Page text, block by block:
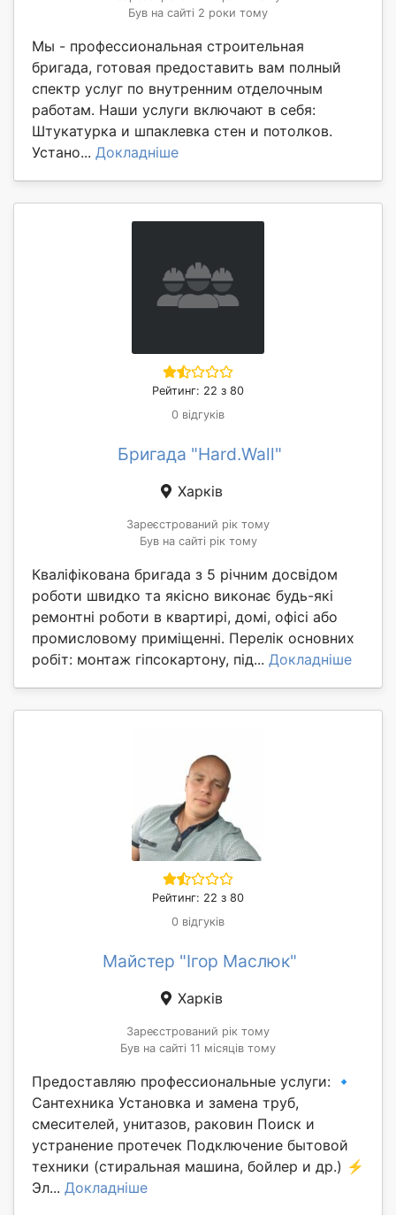
Був на сайті 2 роки тому
Мы - профессиональная строительная
бригада, готовая предоставить вам полный
спектр услуг по внутренним отделочным
работам. Наши услуги включают в себя:
Штукатурка и шпаклевка стен и потолков.
Устано... Докладніше
Рейтинг: 22 з 80
0 відгуків
Бригада "Hard.Wall"
Харків
Зареєстрований рік тому
Був на сайті рік тому
Кваліфікована бригада з 5 річним досвідом
роботи швидко та якісно виконає будь-які
ремонтні роботи в квартирі, домі, офісі або
промисловому приміщенні. Перелік основних
робіт: монтаж гіпсокартону, під... Докладніше
Рейтинг: 22 з 80
0 відгуків
Майстер "Ігор Маслюк"
Харків
Зареєстрований рік тому
Був на сайті 11 місяців тому
Предоставляю профессиональные услуги: 🔹
Сантехника Установка и замена труб,
смесителей, унитазов, раковин Поиск и
устранение протечек Подключение бытовой
техники (стиральная машина, бойлер и др.) ⚡
Эл... Докладніше